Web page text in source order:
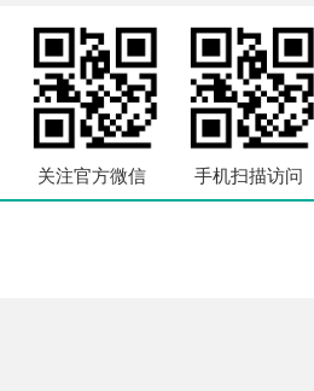
关注官方微信 手机扫描访问